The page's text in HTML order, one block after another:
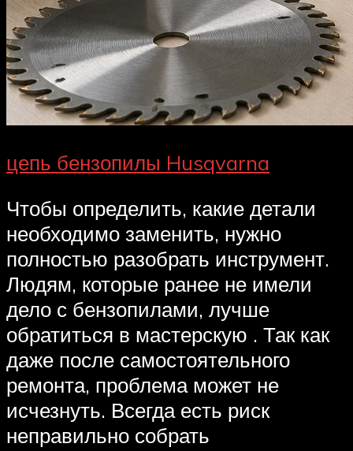
цепь бензопилы Husqvarna
Чтобы определить, какие детали
необходимо заменить, нужно
полностью разобрать инструмент.
Людям, которые ранее не имели
дело с бензопилами, лучше
обратиться в мастерскую . Так как
даже после самостоятельного
ремонта, проблема может не
исчезнуть. Всегда есть риск
неправильно собрать